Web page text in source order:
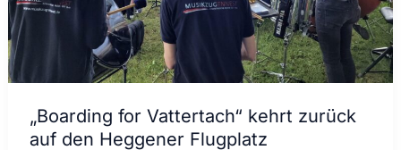
„Boarding for Vattertach“ kehrt zurück
auf den Heggener Flugplatz